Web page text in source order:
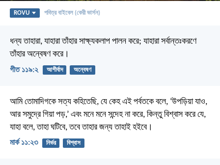
ROVU পবিত্র বাইবেল (কেরী ভার্সন)
ধন্য তাহারা, যাহারা তাঁহার সাক্ষ্যকলাপ পালন করে; যাহারা সর্বান্তঃকরণে
তাঁহার অন্বেষণ করে।
গীত ১১৯:২ আশীর্বাদ অন্বেষণ
আমি তোমাদিগকে সত্য কহিতেছি, যে কেহ এই পর্বতকে বলে, ‘উপড়িয়া যাও,
আর সমুদ্রে গিয়া পড়,’ এবং মনে মনে সন্দেহ না করে, কিন্তু বিশ্বাস করে যে,
যাহা বলে, তাহা ঘটিবে, তবে তাহার জন্য তাহাই হইবে।
মার্ক ১১:২৩ নির্ভর বিশ্বাস